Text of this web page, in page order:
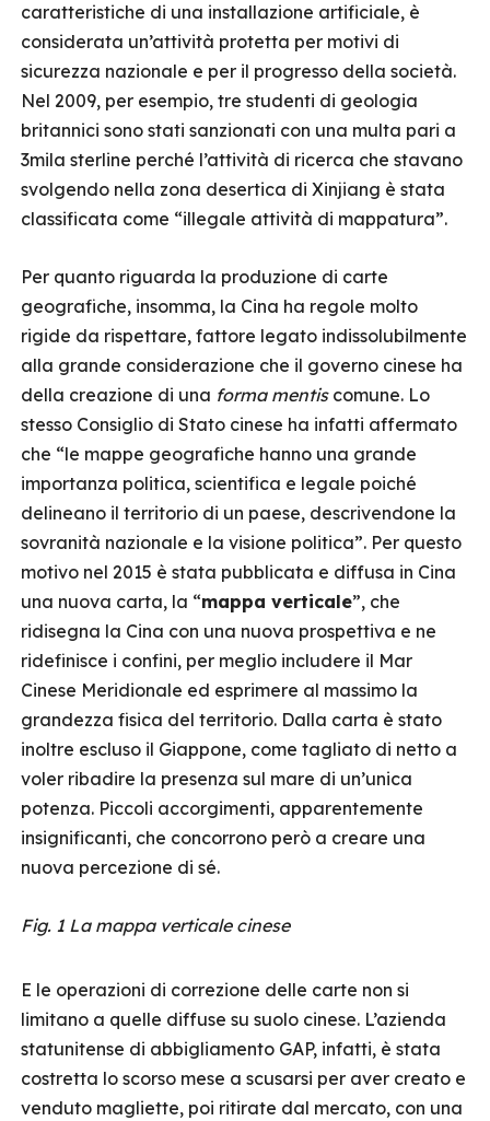
caratteristiche di una installazione artificiale, è
considerata un’attività protetta per motivi di
sicurezza nazionale e per il progresso della società.
Nel 2009, per esempio, tre studenti di geologia
britannici sono stati sanzionati con una multa pari a
3mila sterline perché l’attività di ricerca che stavano
svolgendo nella zona desertica di Xinjiang è stata
classificata come “illegale attività di mappatura”.
Per quanto riguarda la produzione di carte
geografiche, insomma, la Cina ha regole molto
rigide da rispettare, fattore legato indissolubilmente
alla grande considerazione che il governo cinese ha
della creazione di una forma mentiscomune. Lo
stesso Consiglio di Stato cinese ha infatti affermato
che “le mappe geografiche hanno una grande
importanza politica, scientifica e legale poiché
delineano il territorio di un paese, descrivendone la
sovranità nazionale e la visione politica”. Per questo
motivo nel 2015 è stata pubblicata e diffusa in Cina
una nuova carta, la “mappa verticale”, che
ridisegna la Cina con una nuova prospettiva e ne
ridefinisce i confini, per meglio includere il Mar
Cinese Meridionale ed esprimere al massimo la
grandezza fisica del territorio. Dalla carta è stato
inoltre escluso il Giappone, come tagliato di netto a
voler ribadire la presenza sul mare di un’unica
potenza. Piccoli accorgimenti, apparentemente
insignificanti, che concorrono però a creare una
nuova percezione di sé.
Fig. 1 La mappa verticale cinese
E le operazioni di correzione delle carte non si
limitano a quelle diffuse su suolo cinese. L’azienda
statunitense di abbigliamento GAP, infatti, è stata
costretta lo scorso mese a scusarsi per aver creato e
venduto magliette, poi ritirate dal mercato, con una